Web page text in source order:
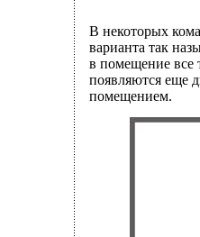
В некоторых
варианта так
в помещение все
появляются еще
помещением.